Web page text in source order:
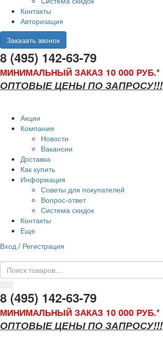
Контакты
Авторизация
Заказать звонок
8 (495) 142-63-79
МИНИМАЛЬНЫЙ ЗАКАЗ 10 000 РУБ.*
ОПТОВЫЕ ЦЕНЫ ПО ЗАПРОСУ!!!
Акции
Компания
Новости
Вакансии
Доставка
Как купить
Информация
Советы для покупателей
Вопрос-ответ
Система скидок
Контакты
Еще
Вход / Регистрация
8 (495) 142-63-79
МИНИМАЛЬНЫЙ ЗАКАЗ 10 000 РУБ.*
ОПТОВЫЕ ЦЕНЫ ПО ЗАПРОСУ!!!